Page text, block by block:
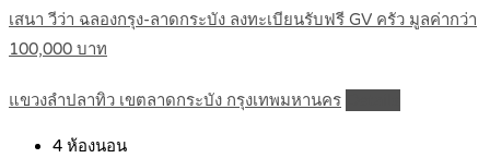
เสนา วีว่า ฉลองกรุง-ลาดกระบัง ลงทะเบียนรับฟรี GV ครัว มูลค่ากว่า
100,000 บาท
แขวงลำปลาทิว เขตลาดกระบัง กรุงเทพมหานคร
4 ห้องนอน